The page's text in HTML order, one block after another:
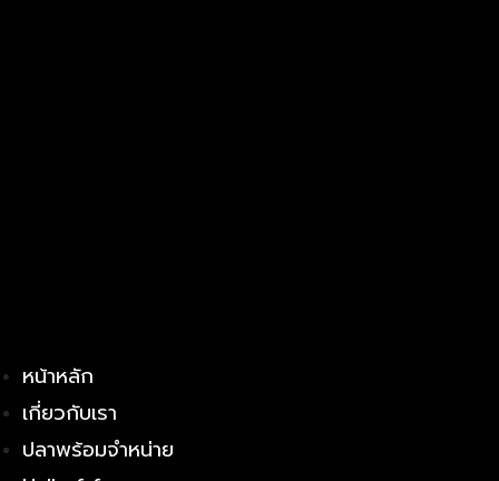
หน้าหลัก
เกี่ยวกับเรา
ปลาพร้อมจำหน่าย